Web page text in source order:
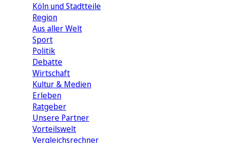
Köln und Stadtteile
Region
Aus aller Welt
Sport
Politik
Debatte
Wirtschaft
Kultur & Medien
Erleben
Ratgeber
Unsere Partner
Vorteilswelt
Vergleichsrechner